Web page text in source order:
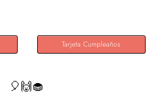
Tarjeta Cumpleaños
🎈🙌🧁